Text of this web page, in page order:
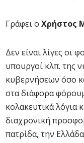
Γράφει ο Χρήστος
Δεν είναι λίγες οι
υπουργοί κλπ. της
κυβερνήσεων όσο
στα διάφορα
κολακευτικά λόγια
διαχρονική
πατρίδα, την